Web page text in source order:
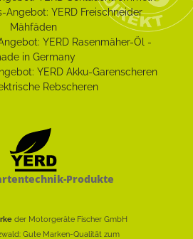
Produkte
der Motorgeräte Fischer GmbH
Gute Marken-Qualität zum